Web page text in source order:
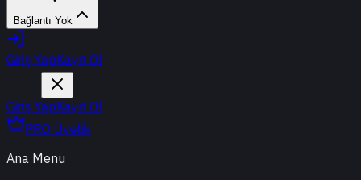
Bağlantı Yok
Giriş YapKayıt Ol
Giriş YapKayıt Ol
PRO Üyelik
Ana Menu